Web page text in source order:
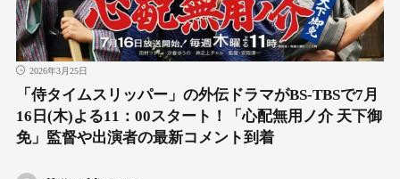
2026年3月25日
「侍タイムスリッパー」の外伝ドラマがBS-TBSで7月
16日(木)よる11：00スタート！「心配無用ノ介 天下御
免」監督や出演者の最新コメント到着